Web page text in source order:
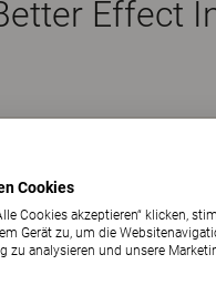
Effect
besitzt einen
Cookies
Cookies akzeptieren“ klicken,
Gerät zu, um die
zu analysieren und unsere